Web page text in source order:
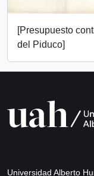
[Presupuesto
del Piduco]
Universidad Alberto